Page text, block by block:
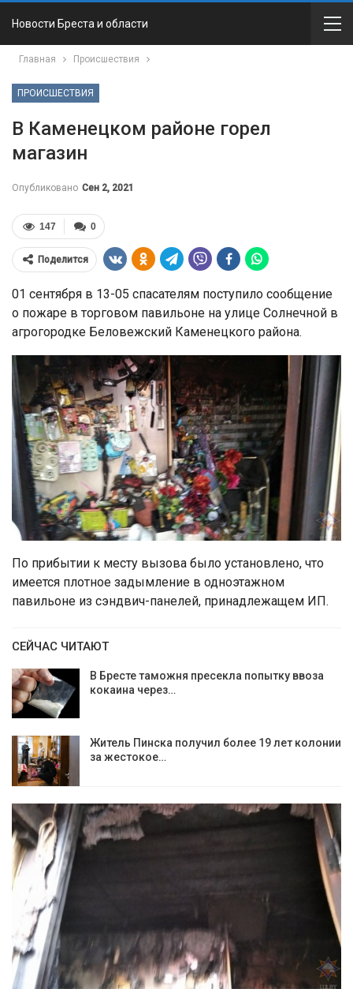
Новости Бреста и области
Главная Происшествия
ПРОИСШЕСТВИЯ
В Каменецком районе горел
магазин
Опубликовано Сен 2, 2021
0
147
Поделится
01 сентября в 13-05 спасателям поступило сообщение
о пожаре в торговом павильоне на улице Солнечной в
агрогородке Беловежский Каменецкого района.
По прибытии к месту вызова было установлено, что
имеется плотное задымление в одноэтажном
павильоне из сэндвич-панелей, принадлежащем ИП.
СЕЙЧАС ЧИТАЮТ
В Бресте таможня пресекла попытку ввоза
кокаина через…
Житель Пинска получил более 19 лет колонии
за жестокое…